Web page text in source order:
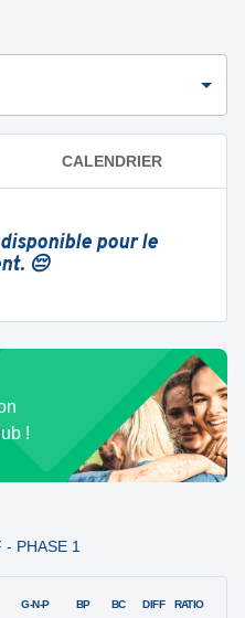
CALENDRIER
pour le
😔
!
PHASE 1
G-N-P BP BC DIFF RATIO